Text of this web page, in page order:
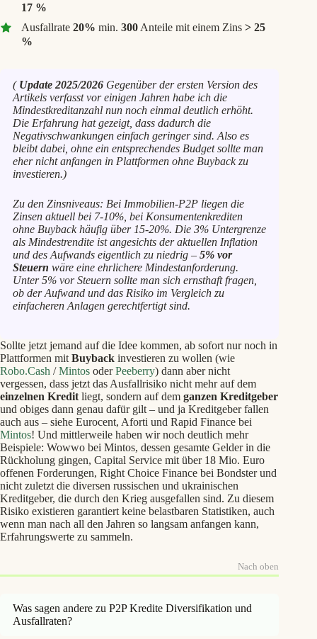
17 %
Ausfallrate 20% min. 300 Anteile mit einem Zins > 25
%
( Update 2025/2026 Gegenüber der ersten Version des
Artikels verfasst vor einigen Jahren habe ich die
Mindestkreditanzahl nun noch einmal deutlich erhöht.
Die Erfahrung hat gezeigt, dass dadurch die
Negativschwankungen einfach geringer sind. Also es
bleibt dabei, ohne ein entsprechendes Budget sollte man
eher nicht anfangen in Plattformen ohne Buyback zu
investieren.)
Zu den Zinsniveaus: Bei Immobilien-P2P liegen die
Zinsen aktuell bei 7-10%, bei Konsumentenkrediten
ohne Buyback häufig über 15-20%. Die 3% Untergrenze
als Mindestrendite ist angesichts der aktuellen Inflation
und des Aufwands eigentlich zu niedrig – 5% vor
Steuern wäre eine ehrlichere Mindestanforderung.
Unter 5% vor Steuern sollte man sich ernsthaft fragen,
ob der Aufwand und das Risiko im Vergleich zu
einfacheren Anlagen gerechtfertigt sind.
Sollte jetzt jemand auf die Idee kommen, ab sofort nur noch in
Plattformen mit Buyback investieren zu wollen (wie
Robo.Cash /Mintos oderPeeberry) dann aber nicht
vergessen, dass jetzt das Ausfallrisiko nicht mehr auf dem
einzelnen Kredit liegt, sondern auf dem ganzen Kreditgeber
und obiges dann genau dafür gilt – und ja Kreditgeber fallen
auch aus – siehe Eurocent, Aforti und Rapid Finance bei
Mintos! Und mittlerweile haben wir noch deutlich mehr
Beispiele: Wowwo bei Mintos, dessen gesamte Gelder in die
Rückholung gingen, Capital Service mit über 18 Mio. Euro
offenen Forderungen, Right Choice Finance bei Bondster und
nicht zuletzt die diversen russischen und ukrainischen
Kreditgeber, die durch den Krieg ausgefallen sind. Zu diesem
Risiko existieren garantiert keine belastbaren Statistiken, auch
wenn man nach all den Jahren so langsam anfangen kann,
Erfahrungswerte zu sammeln.
Nach oben
Was sagen andere zu P2P Kredite Diversifikation und
Ausfallraten?